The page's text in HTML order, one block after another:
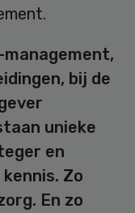
bij de
unieke
en
Zo
En zo